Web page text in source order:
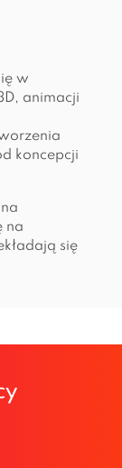
w
animacji
koncepcji
na
się